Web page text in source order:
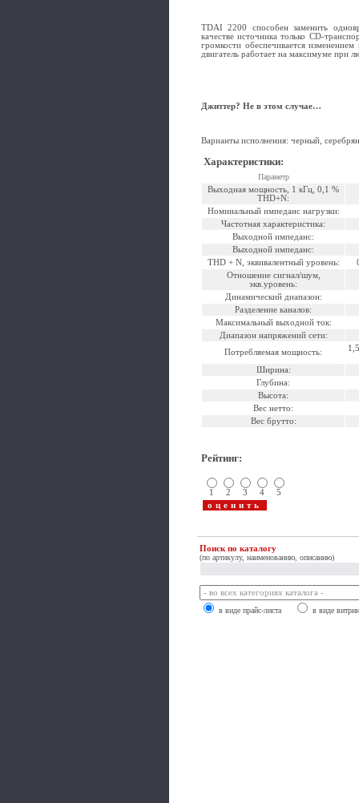
TDAI 2200 способен заменить
качестве источника только CD-
громкости обеспечивается
двигатель работает на максимуме при
Джиттер? Не в этом случае…
Варианты исполнения: черный,
Характеристики:
Параметр
Выходная мощность, 1 кГц, 0,1 %
THD+N:
Номинальный импеданс нагрузки:
Частотная характеристика:
Выходной импеданс:
Выходной импеданс:
THD + N, эквивалентный уровень:
Отношение сигнал/шум,
экв.уровень:
Динамический диапазон:
Разделение каналов:
Максимальный выходной ток:
Диапазон напряжений сети:
Потребляемая мощность:
Ширина:
Глубина:
Высота:
Вес нетто:
Вес брутто:
Рейтинг:
1 2 3 4 5
Поиск по каталогу
(по артикулу, наименованию, описанию)
в виде прайс-листа в виде